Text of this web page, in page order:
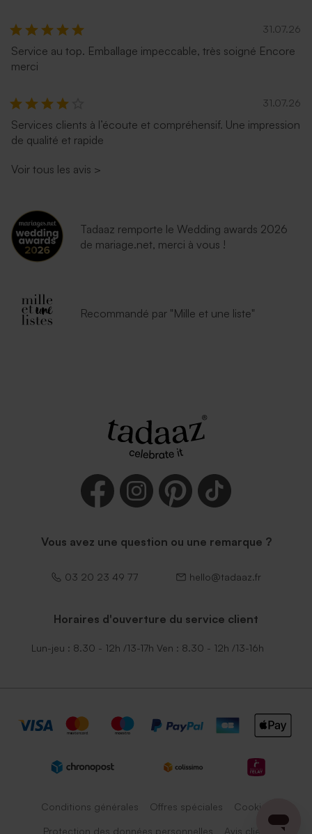
31.07.26
Service au top. Emballage impeccable, très soigné Encore
merci
31.07.26
Services clients à l’écoute et compréhensif. Une impression
de qualité et rapide
Voir tous les avis >
Tadaaz remporte le Wedding awards 2026
de mariage.net, merci à vous !
Recommandé par "Mille et une liste"
Vous avez une question ou une remarque ?
03 20 23 49 77 hello@tadaaz.fr
Horaires d'ouverture du service client
Lun-jeu : 8.30 - 12h /13-17h Ven : 8.30 - 12h /13-16h
Conditions générales Offres spéciales Cookies
Protection des données personnelles Avis client